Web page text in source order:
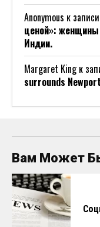
Anonymous к записи
ценой»:
Индии.
Margaret Kingк
surrounds
Вам Может